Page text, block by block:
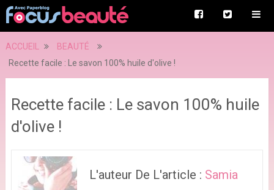
ACCUEIL
BEAUTÉ
Recette facile : Le savon 100% huile d'olive !
Recette facile : Le savon 100% huile
d'olive !
L'auteur De L'article : Samia